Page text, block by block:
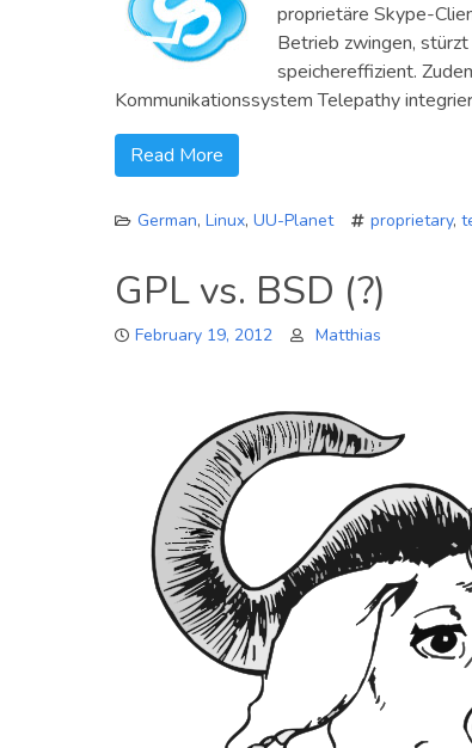
proprietäre Skype-
Betrieb zwingen,
speichereffizient.
Kommunikationssystem Telepathy
Read More
German, Linux, UU-Planet proprietary,
GPL vs. BSD (?)
February 19, 2012 Matthias